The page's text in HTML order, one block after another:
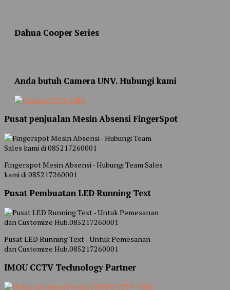
Dahua Cooper Series
Anda butuh Camera UNV. Hubungi kami
Pusat penjualan Mesin Absensi FingerSpot
Fingerspot Mesin Absensi - Hubungi Team Sales
kami di 085217260001
Pusat Pembuatan LED Running Text
Pusat LED Running Text - Untuk Pemesanan
dan Customize Hub.085217260001
IMOU CCTV Technology Partner